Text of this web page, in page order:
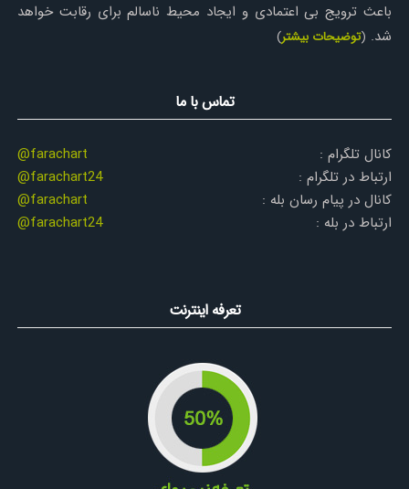
باعث ترویج بی اعتمادی و ایجاد محیط ناسالم برای رقابت خواهد
شد. (توضیحات بیشتر)
تماس با ما
کانال تلگرام :
@farachart
ارتباط در تلگرام :
@farachart24
کانال در پیام رسان بله :
@farachart
ارتباط در بله :
@farachart24
تعرفه اینترنت